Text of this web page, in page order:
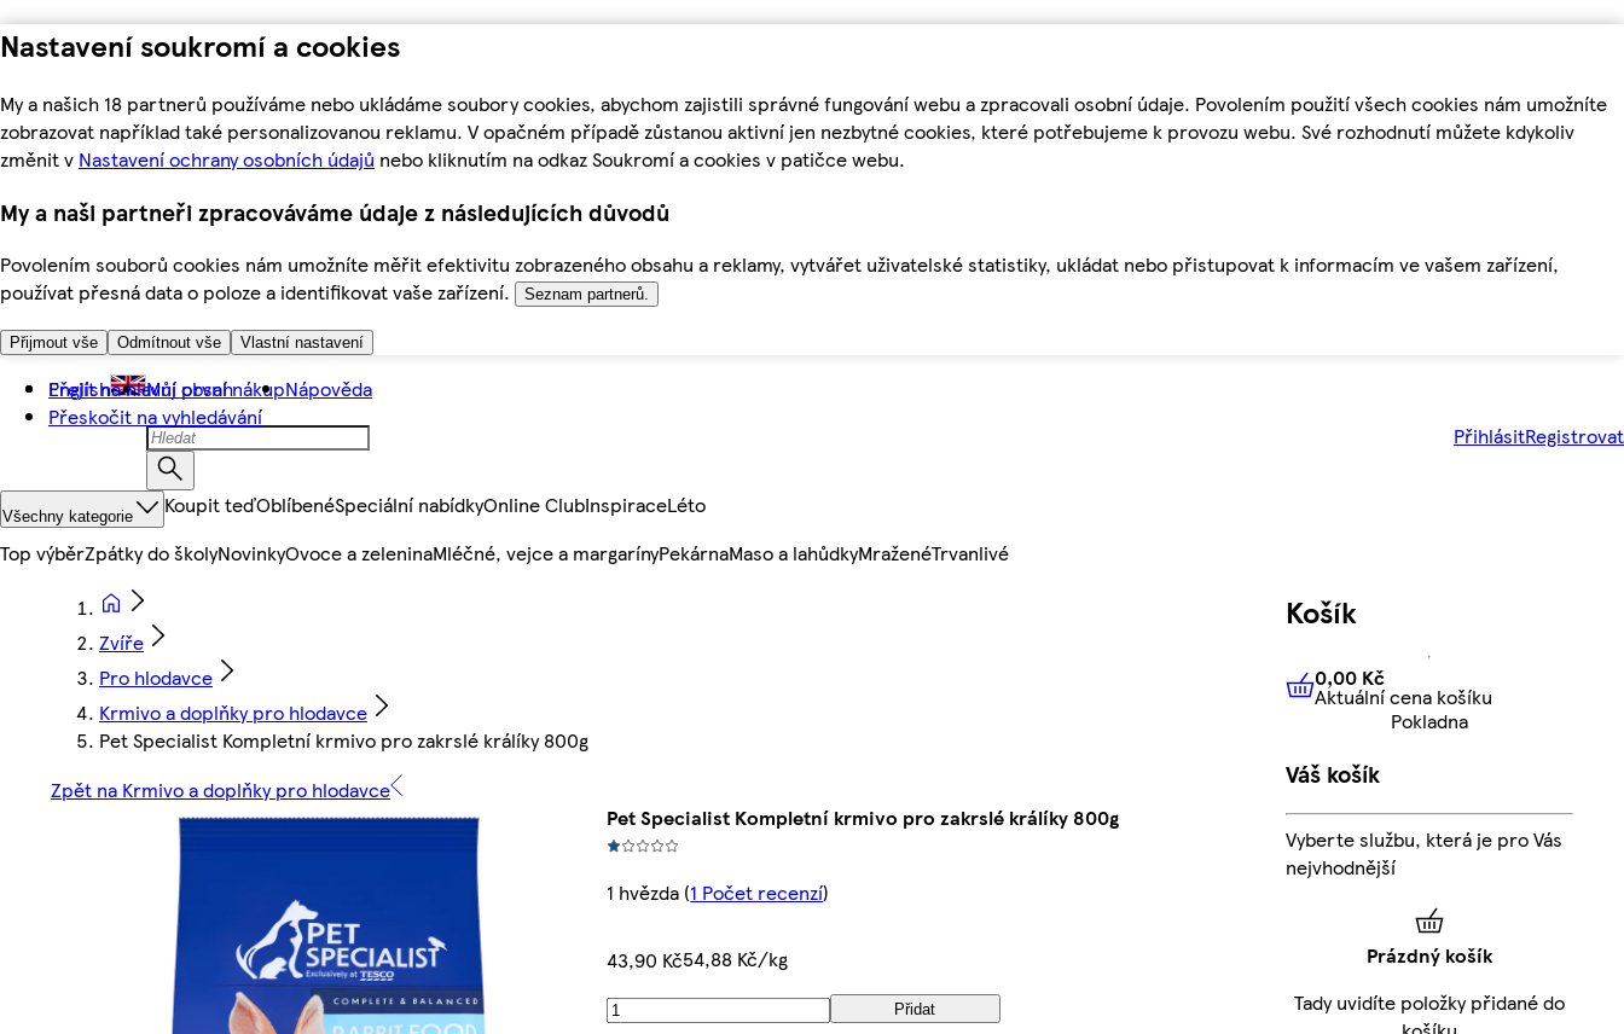
Nastavení soukromí a cookies
My a našich 18 partnerů používáme nebo ukládáme soubory cookies, abychom zajistili správné fungování webu a zpracovali osobní údaje. Povolením použití všech cookies nám umožníte
zobrazovat například také personalizovanou reklamu. V opačném případě zůstanou aktivní jen nezbytné cookies, které potřebujeme k provozu webu. Své rozhodnutí můžete kdykoliv
změnit v Nastavení ochrany osobních údajů nebo kliknutím na odkaz Soukromí a cookies v patičce webu.
My a naši partneři zpracováváme údaje z následujících důvodů
Povolením souborů cookies nám umožníte měřit efektivitu zobrazeného obsahu a reklamy, vytvářet uživatelské statistiky, ukládat nebo přistupovat k informacím ve vašem zařízení,
používat přesná data o poloze a identifikovat vaše zařízení.
Seznam partnerů.
Přijmout vše Odmítnout vše Vlastní nastavení
Přejít na hlavní obsah
Přeskočit na vyhledávání
English Můj první nákupNápověda
PřihlásitRegistrovat
Všechny kategorie Koupit teďOblíbenéSpeciální nabídkyOnline ClubInspiraceLéto
Top výběrZpátky do školyNovinkyOvoce a zeleninaMléčné, vejce a margarínyPekárnaMaso a lahůdkyMraženéTrvanlivé
Zvíře
Pro hlodavce
Krmivo a doplňky pro hlodavce
Pet Specialist Kompletní krmivo pro zakrslé králíky 800g
Zpět na Krmivo a doplňky pro hlodavce
Pet Specialist Kompletní krmivo pro zakrslé králíky 800g
1 hvězda (1 Počet recenzí)
43,90 Kč54,88 Kč/kg
Přidat
Košík
0,00 KčAktuální cena košíku
0,00 Kč
Aktuální cena košíku
Pokladna
Váš košík
Vyberte službu, která je pro Vás
nejvhodnější
Prázdný košík
Tady uvidíte položky přidané do